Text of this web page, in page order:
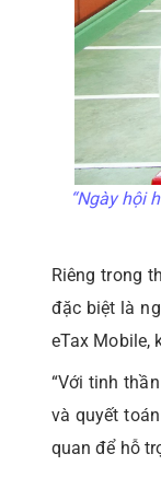
“Ngày hội
Riêng trong
đặc biệt là
eTax Mobile,
“Với tinh
và quyết
quan để hỗ